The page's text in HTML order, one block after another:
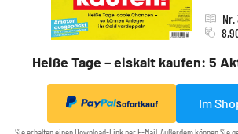
Heiße Tage – eiskalt kaufen: 5
Sofortkauf Im